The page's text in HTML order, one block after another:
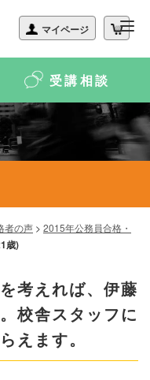
受講相談
者の声 > 2015年公務員合格・
歳)
考えれば、伊藤
校舎スタッフに
えます。